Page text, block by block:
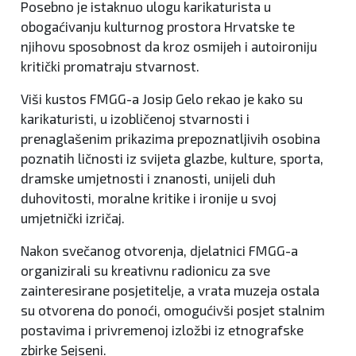
Posebno je istaknuo ulogu karikaturista u
obogaćivanju kulturnog prostora Hrvatske te
njihovu sposobnost da kroz osmijeh i autoironiju
kritički promatraju stvarnost.
Viši kustos FMGG-a Josip Gelo rekao je kako su
karikaturisti, u izobličenoj stvarnosti i
prenaglašenim prikazima prepoznatljivih osobina
poznatih ličnosti iz svijeta glazbe, kulture, sporta,
dramske umjetnosti i znanosti, unijeli duh
duhovitosti, moralne kritike i ironije u svoj
umjetnički izričaj.
Nakon svečanog otvorenja, djelatnici FMGG-a
organizirali su kreativnu radionicu za sve
zainteresirane posjetitelje, a vrata muzeja ostala
su otvorena do ponoći, omogućivši posjet stalnim
postavima i privremenoj izložbi iz etnografske
zbirke Sejseni.